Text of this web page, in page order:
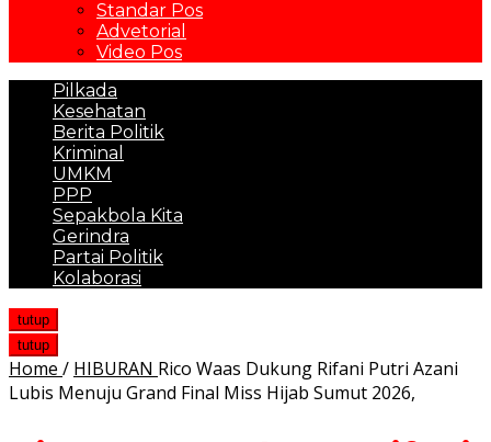
Standar Pos
Advetorial
Video Pos
Pilkada
Kesehatan
Berita Politik
Kriminal
UMKM
PPP
Sepakbola Kita
Gerindra
Partai Politik
Kolaborasi
tutup
tutup
Home / HIBURAN Rico Waas Dukung Rifani Putri Azani
Lubis Menuju Grand Final Miss Hijab Sumut 2026,